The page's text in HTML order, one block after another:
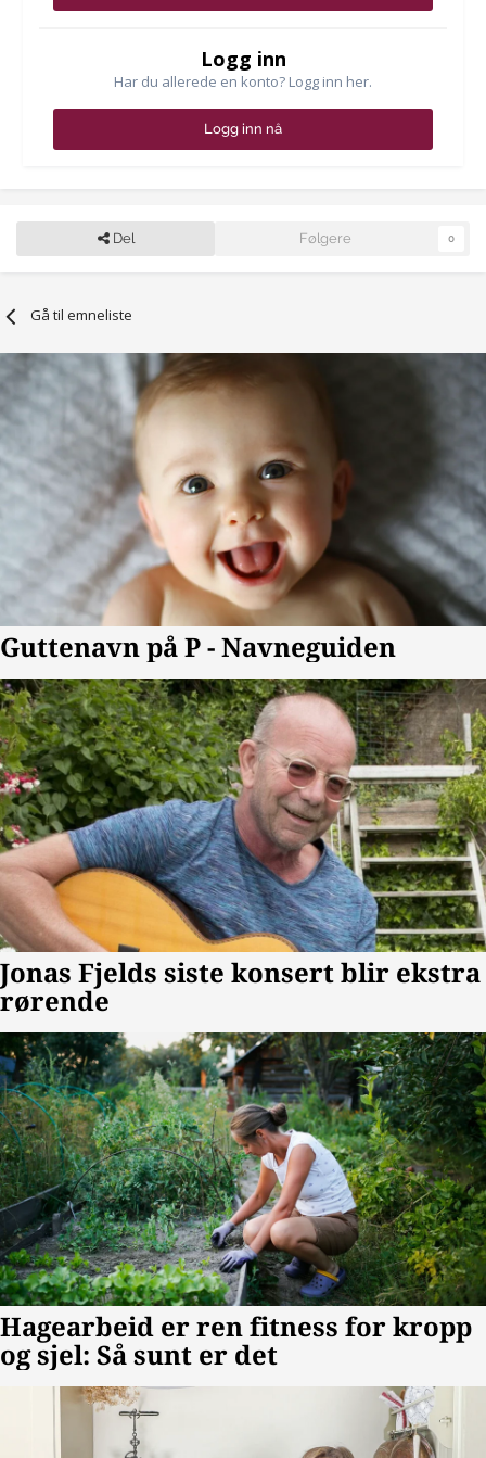
Logg inn
Har du allerede en konto? Logg inn her.
Logg inn nå
Del Følgere 0
Gå til emneliste